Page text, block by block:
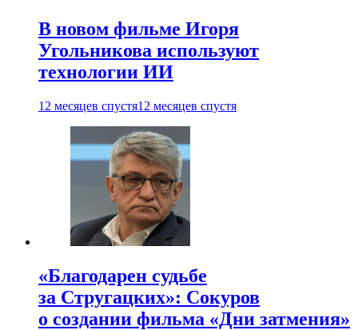
В новом фильме Игоря
Угольникова используют
технологии ИИ
12 месяцев спустя12 месяцев спустя
«Благодарен судьбе
за Стругацких»: Сокуров
о создании фильма «Дни затмения»